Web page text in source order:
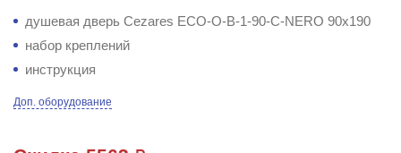
душевая дверь Cezares ECO-O-B-1-90-C-NERO 90x190
набор креплений
инструкция
Доп. оборудование